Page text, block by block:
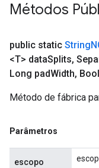
Métodos
public static String
<T> dataSplits,
Long padWidth,
Método de fábrica
Parâmetros
escopo